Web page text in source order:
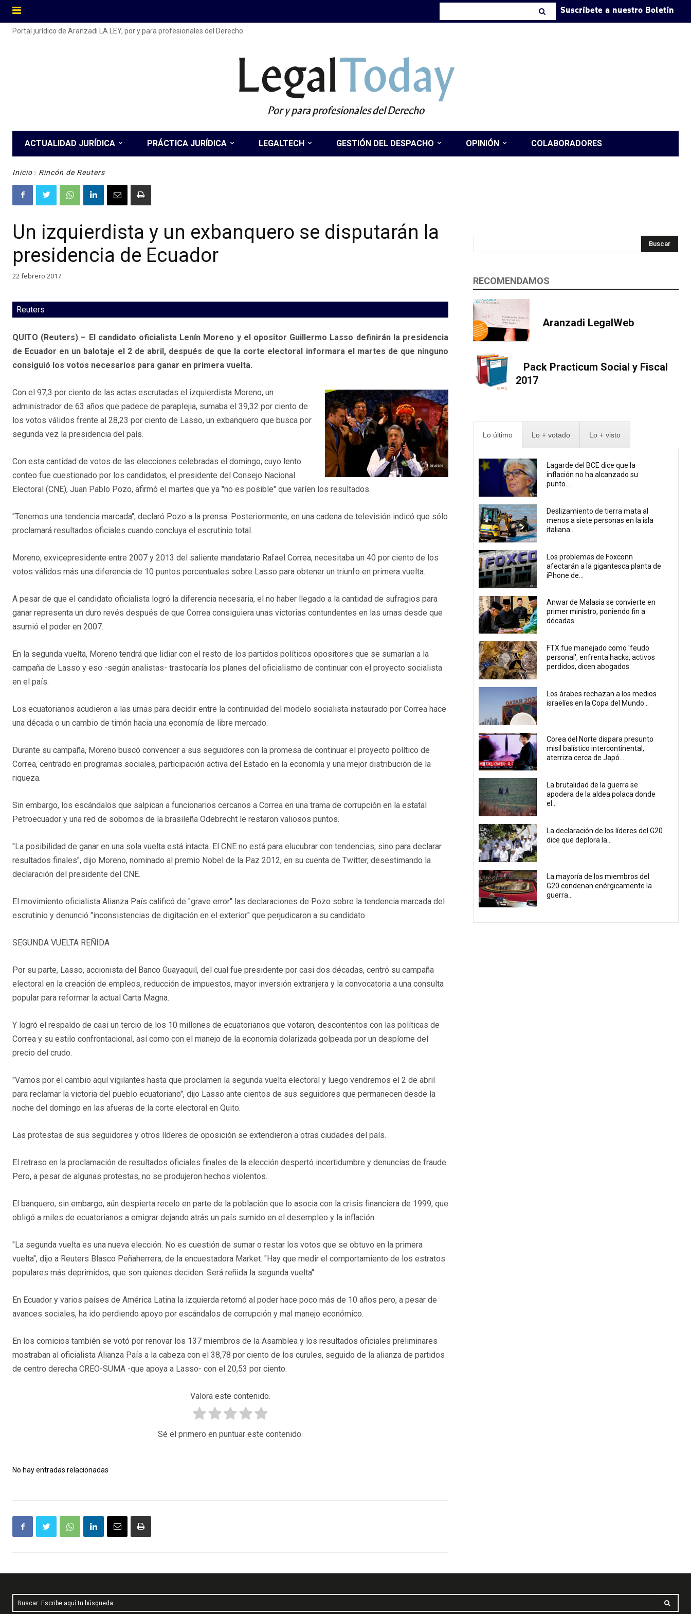
Suscríbete a nuestro Boletín
Portal jurídico de Aranzadi LA LEY, por y para profesionales del Derecho
LegalToday
Por y para profesionales del Derecho
ACTUALIDAD JURÍDICA PRÁCTICA JURÍDICA LEGALTECH GESTIÓN DEL DESPACHO OPINIÓN COLABORADORES
Inicio Rincón de Reuters
Un izquierdista y un exbanquero se disputarán la
presidencia de Ecuador
22 febrero 2017
Reuters
QUITO (Reuters) – El candidato oficialista Lenín Moreno y el opositor Guillermo Lasso definirán la presidencia
de Ecuador en un balotaje el 2 de abril, después de que la corte electoral informara el martes de que ninguno
consiguió los votos necesarios para ganar en primera vuelta.
Con el 97,3 por ciento de las actas escrutadas el izquierdista Moreno, un
administrador de 63 años que padece de paraplejia, sumaba el 39,32 por ciento de
los votos válidos frente al 28,23 por ciento de Lasso, un exbanquero que busca por
segunda vez la presidencia del país.
Con esta cantidad de votos de las elecciones celebradas el domingo, cuyo lento
conteo fue cuestionado por los candidatos, el presidente del Consejo Nacional
Electoral (CNE), Juan Pablo Pozo, afirmó el martes que ya "no es posible" que varíen los resultados.
"Tenemos una tendencia marcada", declaró Pozo a la prensa. Posteriormente, en una cadena de televisión indicó que sólo
proclamará resultados oficiales cuando concluya el escrutinio total.
Moreno, exvicepresidente entre 2007 y 2013 del saliente mandatario Rafael Correa, necesitaba un 40 por ciento de los
votos válidos más una diferencia de 10 puntos porcentuales sobre Lasso para obtener un triunfo en primera vuelta.
A pesar de que el candidato oficialista logró la diferencia necesaria, el no haber llegado a la cantidad de sufragios para
ganar representa un duro revés después de que Correa consiguiera unas victorias contundentes en las urnas desde que
asumió el poder en 2007.
En la segunda vuelta, Moreno tendrá que lidiar con el resto de los partidos políticos opositores que se sumarían a la
campaña de Lasso y eso -según analistas- trastocaría los planes del oficialismo de continuar con el proyecto socialista
en el país.
Los ecuatorianos acudieron a las urnas para decidir entre la continuidad del modelo socialista instaurado por Correa hace
una década o un cambio de timón hacia una economía de libre mercado.
Durante su campaña, Moreno buscó convencer a sus seguidores con la promesa de continuar el proyecto político de
Correa, centrado en programas sociales, participación activa del Estado en la economía y una mejor distribución de la
riqueza.
Sin embargo, los escándalos que salpican a funcionarios cercanos a Correa en una trama de corrupción en la estatal
Petroecuador y una red de sobornos de la brasileña Odebrecht le restaron valiosos puntos.
"La posibilidad de ganar en una sola vuelta está intacta. El CNE no está para elucubrar con tendencias, sino para declarar
resultados finales", dijo Moreno, nominado al premio Nobel de la Paz 2012, en su cuenta de Twitter, desestimando la
declaración del presidente del CNE.
El movimiento oficialista Alianza País calificó de "grave error" las declaraciones de Pozo sobre la tendencia marcada del
escrutinio y denunció "inconsistencias de digitación en el exterior" que perjudicaron a su candidato.
SEGUNDA VUELTA REÑIDA
Por su parte, Lasso, accionista del Banco Guayaquil, del cual fue presidente por casi dos décadas, centró su campaña
electoral en la creación de empleos, reducción de impuestos, mayor inversión extranjera y la convocatoria a una consulta
popular para reformar la actual Carta Magna.
Y logró el respaldo de casi un tercio de los 10 millones de ecuatorianos que votaron, descontentos con las políticas de
Correa y su estilo confrontacional, así como con el manejo de la economía dolarizada golpeada por un desplome del
precio del crudo.
"Vamos por el cambio aquí vigilantes hasta que proclamen la segunda vuelta electoral y luego vendremos el 2 de abril
para reclamar la victoria del pueblo ecuatoriano", dijo Lasso ante cientos de sus seguidores que permanecen desde la
noche del domingo en las afueras de la corte electoral en Quito.
Las protestas de sus seguidores y otros líderes de oposición se extendieron a otras ciudades del país.
El retraso en la proclamación de resultados oficiales finales de la elección despertó incertidumbre y denuncias de fraude.
Pero, a pesar de algunas protestas, no se produjeron hechos violentos.
El banquero, sin embargo, aún despierta recelo en parte de la población que lo asocia con la crisis financiera de 1999, que
obligó a miles de ecuatorianos a emigrar dejando atrás un país sumido en el desempleo y la inflación.
"La segunda vuelta es una nueva elección. No es cuestión de sumar o restar los votos que se obtuvo en la primera
vuelta", dijo a Reuters Blasco Peñaherrera, de la encuestadora Market. "Hay que medir el comportamiento de los estratos
populares más deprimidos, que son quienes deciden. Será reñida la segunda vuelta".
En Ecuador y varios países de América Latina la izquierda retornó al poder hace poco más de 10 años pero, a pesar de
avances sociales, ha ido perdiendo apoyo por escándalos de corrupción y mal manejo económico.
En los comicios también se votó por renovar los 137 miembros de la Asamblea y los resultados oficiales preliminares
mostraban al oficialista Alianza País a la cabeza con el 38,78 por ciento de los curules, seguido de la alianza de partidos
de centro derecha CREO-SUMA -que apoya a Lasso- con el 20,53 por ciento.
Valora este contenido.
Sé el primero en puntuar este contenido.
No hay entradas relacionadas
Buscar
RECOMENDAMOS
Aranzadi LegalWeb
Pack Practicum Social y Fiscal
2017
Lo último Lo + votado Lo + visto
Lagarde del BCE dice que la
inflación no ha alcanzado su
punto...
Deslizamiento de tierra mata al
menos a siete personas en la isla
italiana...
Los problemas de Foxconn
afectarán a la gigantesca planta de
iPhone de...
Anwar de Malasia se convierte en
primer ministro, poniendo fin a
décadas...
FTX fue manejado como 'feudo
personal', enfrenta hacks, activos
perdidos, dicen abogados
Los árabes rechazan a los medios
israelíes en la Copa del Mundo...
Corea del Norte dispara presunto
misil balístico intercontinental,
aterriza cerca de Japó...
La brutalidad de la guerra se
apodera de la aldea polaca donde
el...
La declaración de los líderes del G20
dice que deplora la...
La mayoría de los miembros del
G20 condenan enérgicamente la
guerra...
Buscar: Escribe aquí tu búsqueda